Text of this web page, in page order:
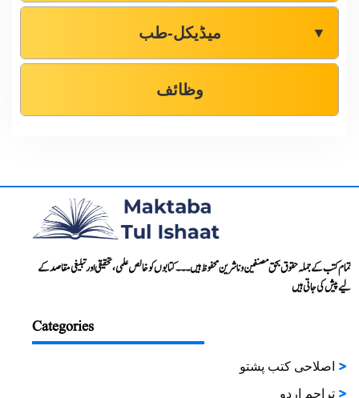
میڈیکل-طب ▼
وظائف
تمام کتب کے جملہ حقوق بحق مصنفین و ناشرین محفوظ ہیں۔۔۔ کتابوں کو خالص علمی، تحقیقی اور تبلیغی مقاصد کے
لیے پیش کی جاتی ہیں
Categories
اصلاحی کتب پشتو
تراجم اردو